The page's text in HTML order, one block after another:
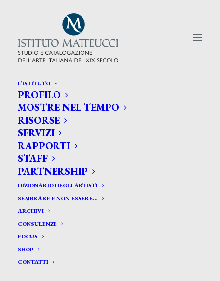
L’ISTITUTO
PROFILO
MOSTRE NEL TEMPO
RISORSE
SERVIZI
RAPPORTI
STAFF
PARTNERSHIP
DIZIONARIO DEGLI ARTISTI
SEMBRARE E NON ESSERE…
ARCHIVI
CONSULENZE
FOCUS
SHOP
CONTATTI
CERCA TRA GLI ARTISTI:
Search
for:
Scatena Domenico